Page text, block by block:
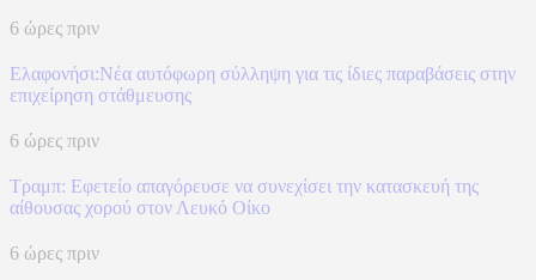
6 ώρες πριν
Ελαφονήσι:Νέα αυτόφωρη σύλληψη για τις ίδιες παραβάσεις στην
επιχείρηση στάθμευσης
6 ώρες πριν
Τραμπ: Εφετείο απαγόρευσε να συνεχίσει την κατασκευή της
αίθουσας χορού στον Λευκό Οίκο
6 ώρες πριν